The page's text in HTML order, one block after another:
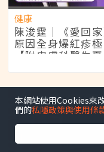
健康
陳浚霆｜《愛回
原因全身爆紅疹
【附皮膚科醫生
本網站使用Cookies來
們的私隱政策與使用條